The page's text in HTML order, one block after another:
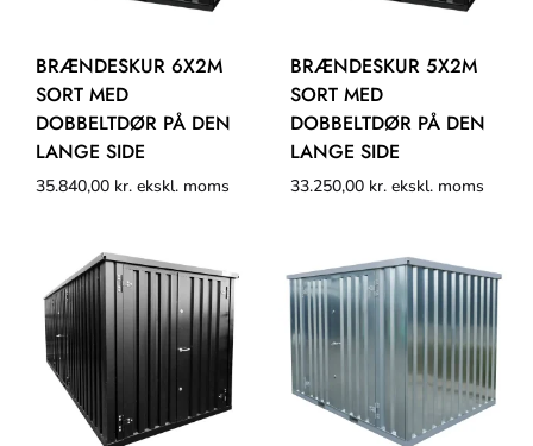
BRÆNDESKUR 6X2M
SORT MED
DOBBELTDØR PÅ DEN
LANGE SIDE
35.840,00 kr. ekskl. moms
BRÆNDESKUR 5X2M
SORT MED
DOBBELTDØR PÅ DEN
LANGE SIDE
33.250,00 kr. ekskl. moms